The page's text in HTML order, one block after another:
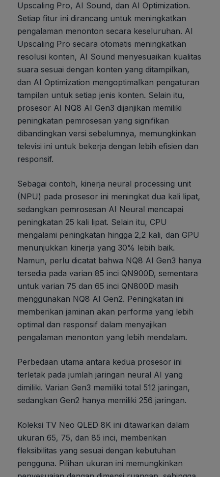
Upscaling Pro, AI Sound, dan AI Optimization.
Setiap fitur ini dirancang untuk meningkatkan
pengalaman menonton secara keseluruhan. AI
Upscaling Pro secara otomatis meningkatkan
resolusi konten, AI Sound menyesuaikan kualitas
suara sesuai dengan konten yang ditampilkan,
dan AI Optimization mengoptimalkan pengaturan
tampilan untuk setiap jenis konten. Selain itu,
prosesor AI NQ8 AI Gen3 dijanjikan memiliki
peningkatan pemrosesan yang signifikan
dibandingkan versi sebelumnya, memungkinkan
televisi ini untuk bekerja dengan lebih efisien dan
responsif.
Sebagai contoh, kinerja neural processing unit
(NPU) pada prosesor ini meningkat dua kali lipat,
sedangkan pemrosesan AI Neural mencapai
peningkatan 25 kali lipat. Selain itu, CPU
mengalami peningkatan hingga 2,2 kali, dan GPU
menunjukkan kinerja yang 30% lebih baik.
Namun, perlu dicatat bahwa NQ8 AI Gen3 hanya
tersedia pada varian 85 inci QN900D, sementara
untuk varian 75 dan 65 inci QN800D masih
menggunakan NQ8 AI Gen2. Peningkatan ini
memberikan jaminan akan performa yang lebih
optimal dan responsif dalam menyajikan
pengalaman menonton yang lebih mendalam.
Perbedaan utama antara kedua prosesor ini
terletak pada jumlah jaringan neural AI yang
dimiliki. Varian Gen3 memiliki total 512 jaringan,
sedangkan Gen2 hanya memiliki 256 jaringan.
Koleksi TV Neo QLED 8K ini ditawarkan dalam
ukuran 65, 75, dan 85 inci, memberikan
fleksibilitas yang sesuai dengan kebutuhan
pengguna. Pilihan ukuran ini memungkinkan